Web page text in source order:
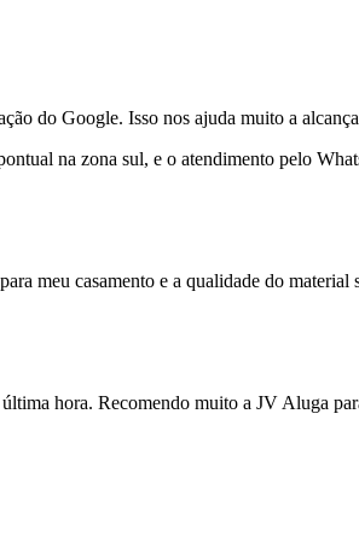
do Google. Isso nos ajuda muito a
na zona sul, e o atendimento pelo
meu casamento e a qualidade do
hora. Recomendo muito a JV Aluga